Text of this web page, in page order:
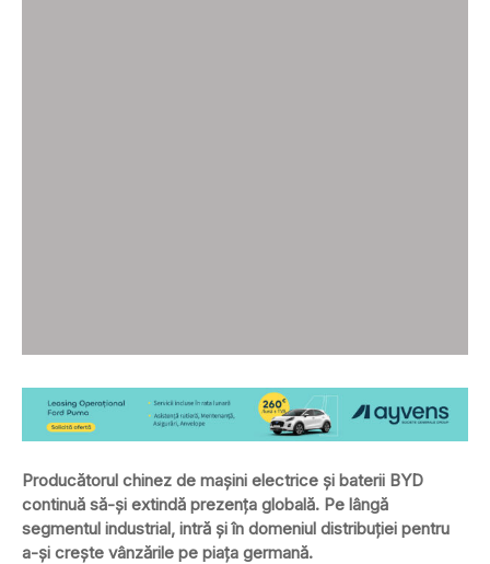
Producătorul chinez de mașini electrice și baterii BYD
continuă să-și extindă prezența globală. Pe lângă
segmentul industrial, intră și în domeniul distribuției pentru
a-și crește vânzările pe piața germană.